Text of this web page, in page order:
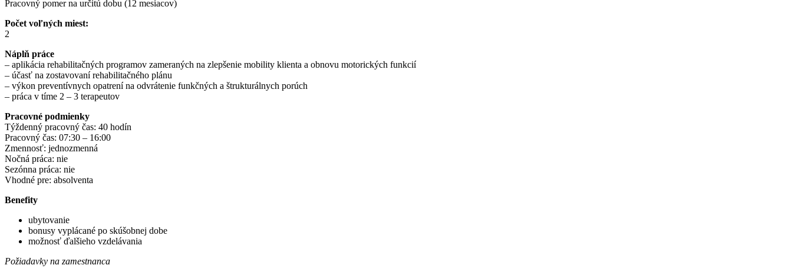
Pracovný pomer na určitú dobu (12 mesiacov)
Počet voľných miest:
2
Náplň práce
– aplikácia rehabilitačných programov zameraných na zlepšenie mobility klienta a obnovu motorických funkcií
– účasť na zostavovaní rehabilitačného plánu
– výkon preventívnych opatrení na odvrátenie funkčných a štrukturálnych porúch
– práca v tíme 2 – 3 terapeutov
Pracovné podmienky
Týždenný pracovný čas: 40 hodín
Pracovný čas: 07:30 – 16:00
Zmennosť: jednozmenná
Nočná práca: nie
Sezónna práca: nie
Vhodné pre: absolventa
Benefity
ubytovanie
bonusy vyplácané po skúšobnej dobe
možnosť ďalšieho vzdelávania
Požiadavky na zamestnanca